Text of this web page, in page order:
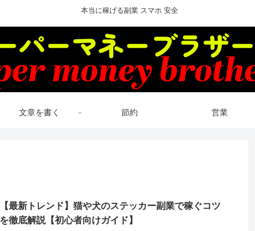
本当に稼げる副業 スマホ 安全
文章を書く 節約 営業
【最新トレンド】猫や犬のステッカー副業で稼ぐコツ
を徹底解説【初心者向けガイド】